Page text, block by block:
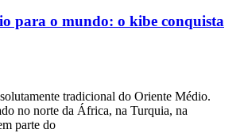
para o mundo: o kibe conquista
tradicional do Oriente Médio.
no norte da África, na Turquia, na
parte do